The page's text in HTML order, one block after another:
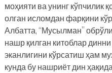
моҳияти ва унинг кўпчилик
олган исломдан фарқини
Албатта, “Мусылман”
нашр қилган китоблар
эканлигини кўрсатиш ҳам
кунда бу нашриёт дин